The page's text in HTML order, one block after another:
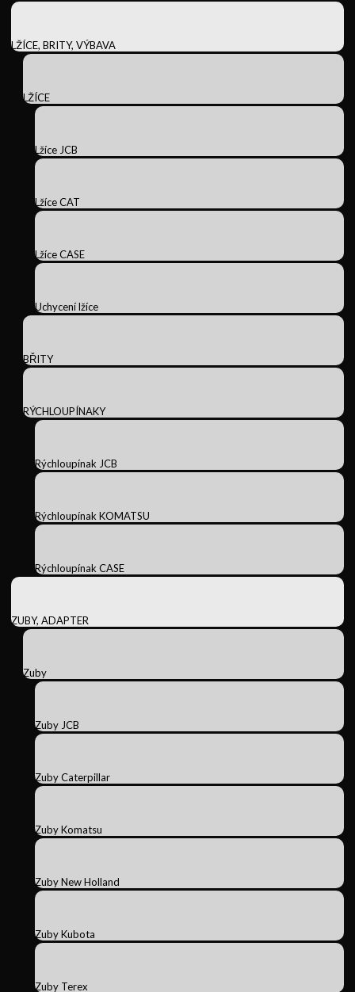
LŽÍCE, BRITY, VÝBAVA
LŽÍCE
Lžíce JCB
Lžíce CAT
Lžíce CASE
Uchycení lžíce
BŘITY
RÝCHLOUPÍNAKY
Rýchloupínak JCB
Rýchloupínak KOMATSU
Rýchloupínak CASE
ZUBY, ADAPTER
Zuby
Zuby JCB
Zuby Caterpillar
Zuby Komatsu
Zuby New Holland
Zuby Kubota
Zuby Terex